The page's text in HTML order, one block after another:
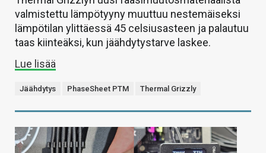
valmistettu lämpötyyny muuttuu nestemäiseksi
lämpötilan ylittäessä 45 celsiusasteen ja palautuu
taas kiinteäksi, kun jäähdytystarve laskee.
Lue lisää
Jäähdytys PhaseSheet PTM Thermal Grizzly